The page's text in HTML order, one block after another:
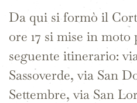
Da qui si formò il
ore 17 si mise in
seguente itinerario:
Sassoverde, via San
Settembre, via San